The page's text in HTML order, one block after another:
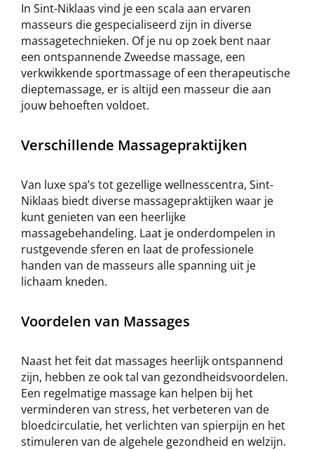
In Sint-Niklaas vind je een scala aan ervaren
masseurs die gespecialiseerd zijn in diverse
massagetechnieken. Of je nu op zoek bent naar
een ontspannende Zweedse massage, een
verkwikkende sportmassage of een therapeutische
dieptemassage, er is altijd een masseur die aan
jouw behoeften voldoet.
Verschillende Massagepraktijken
Van luxe spa’s tot gezellige wellnesscentra, Sint-
Niklaas biedt diverse massagepraktijken waar je
kunt genieten van een heerlijke
massagebehandeling. Laat je onderdompelen in
rustgevende sferen en laat de professionele
handen van de masseurs alle spanning uit je
lichaam kneden.
Voordelen van Massages
Naast het feit dat massages heerlijk ontspannend
zijn, hebben ze ook tal van gezondheidsvoordelen.
Een regelmatige massage kan helpen bij het
verminderen van stress, het verbeteren van de
bloedcirculatie, het verlichten van spierpijn en het
stimuleren van de algehele gezondheid en welzijn.